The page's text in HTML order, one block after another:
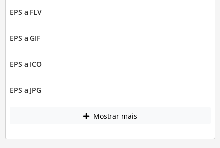
EPS a FLV
EPS a GIF
EPS a ICO
EPS a JPG
Mostrar mais